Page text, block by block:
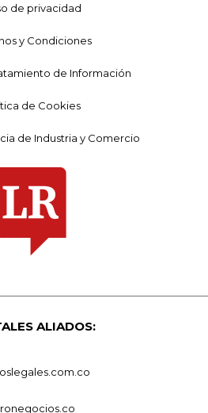
de privacidad
y Condiciones
de Información
de Cookies
de Industria y Comercio
ALIADOS: